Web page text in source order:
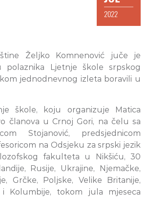
2022
Željko Komnenović juče je
polaznika Ljetnje škole srpskog
jednodnevnog izleta boravili u
škole, koju organizuje Matica
članova u Crnoj Gori, na čelu sa
Stojanović, predsjednicom
na Odsjeku za srpski jezik
fakulteta u Nikšiću, 30
Rusije, Ukrajine, Njemačke,
Grčke, Poljske, Velike Britanije,
i Kolumbije, tokom jula mjeseca